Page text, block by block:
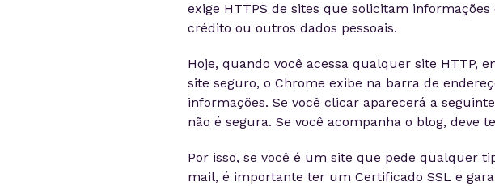
exige HTTPS de sites que solicitam
crédito ou outros dados pessoais.
Hoje, quando você acessa qualquer site HTTP,
site seguro, o Chrome exibe na barra de
informações. Se você clicar aparecerá a
não é segura. Se você acompanha o blog, deve
Por isso, se você é um site que pede qualquer
mail, é importante ter um Certificado SSL e